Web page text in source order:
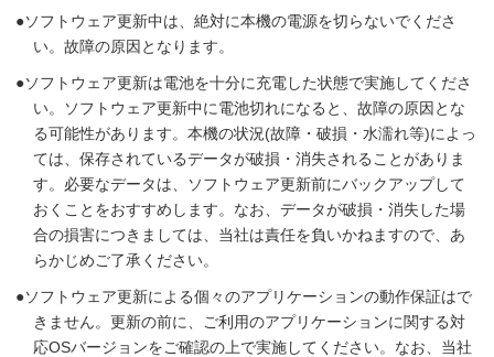
ソフトウェア更新中は、絶対に本機の電源を切らないでくださ
い。故障の原因となります。
ソフトウェア更新は電池を十分に充電した状態で実施してくださ
い。ソフトウェア更新中に電池切れになると、故障の原因とな
る可能性があります。本機の状況(故障・破損・水濡れ等)によっ
ては、保存されているデータが破損・消失されることがありま
す。必要なデータは、ソフトウェア更新前にバックアップして
おくことをおすすめします。なお、データが破損・消失した場
合の損害につきましては、当社は責任を負いかねますので、あ
らかじめご了承ください。
ソフトウェア更新による個々のアプリケーションの動作保証はで
きません。更新の前に、ご利用のアプリケーションに関する対
応OSバージョンをご確認の上で実施してください。なお、当社